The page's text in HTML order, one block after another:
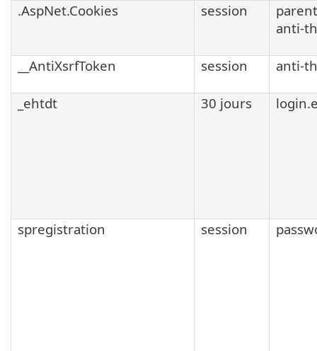
.AspNet.Cookies
session
anti-
__AntiXsrfToken session anti-
_ehtdt 30 jours
spregistration session